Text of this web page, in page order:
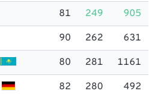
81 249 905
90 262 631
80 281 1161
82 280 492